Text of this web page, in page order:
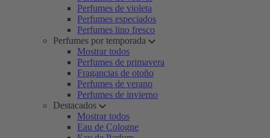
Perfumes de violeta
Perfumes especiados
Perfumes lino fresco
Perfumes por temporada
Mostrar todos
Perfumes de primavera
Fragancias de otoño
Perfumes de verano
Perfumes de invierno
Destacados
Mostrar todos
Eau de Cologne